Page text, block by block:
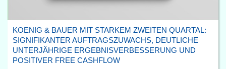
KOENIG & BAUER MIT STARKEM ZWEITEN QUARTAL:
SIGNIFIKANTER AUFTRAGSZUWACHS, DEUTLICHE
UNTERJÄHRIGE ERGEBNISVERBESSERUNG UND
POSITIVER FREE CASHFLOW